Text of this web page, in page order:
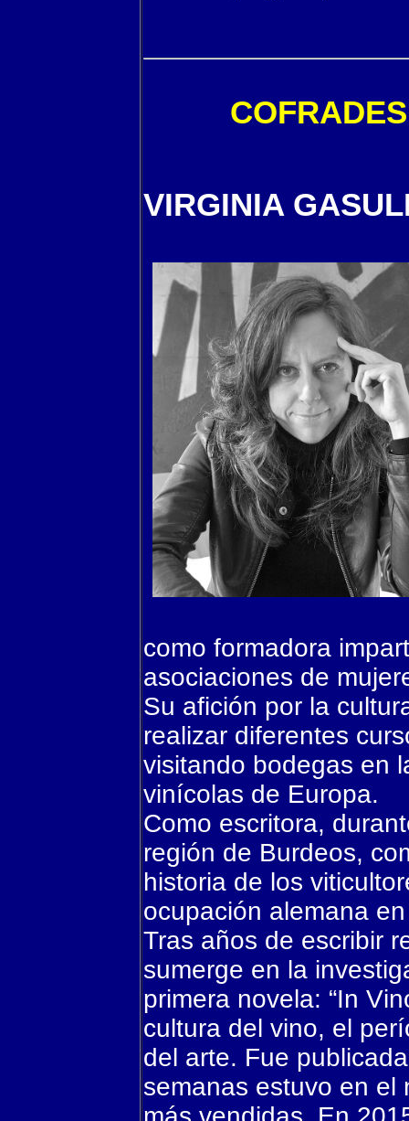
VIRGINIA
como formadora
asociaciones de
Su afición por la
realizar diferentes
visitando bodegas en
vinícolas de Europa.
Como escritora,
región de Burdeos,
historia de los
ocupación alemana
Tras años de escribir
sumerge en la
primera novela: “In
cultura del vino, el
del arte. Fue
semanas estuvo en el